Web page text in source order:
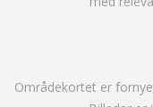
Områdekortet er